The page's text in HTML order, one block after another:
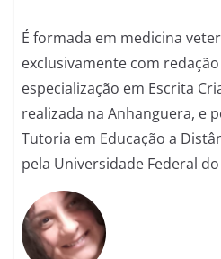
É formada em medicina
exclusivamente com
especialização em Escrita
realizada na Anhanguera, e
Tutoria em Educação a
pela Universidade Federal